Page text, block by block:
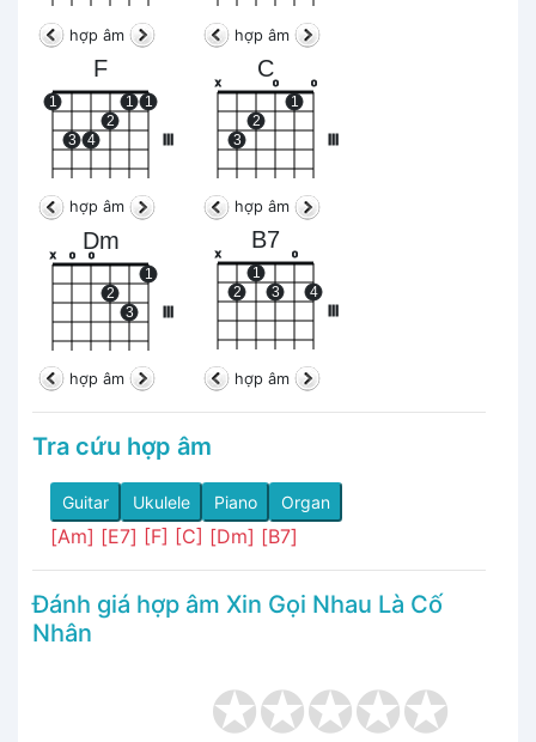
hợp âm hợp âm
F
III
1
3 4
2
1 1
hợp âm
C
x
3
2
o
1
o
hợp âm
Dm
III
x o o
2
3
1
hợp âm
B7
x
2
1
3
o
4
hợp âm
Tra cứu hợp âm
Guitar Ukulele Piano Organ
[Am] [E7] [F] [C] [Dm] [B7]
Đánh giá hợp âm Xin Gọi Nhau Là Cố
Nhân